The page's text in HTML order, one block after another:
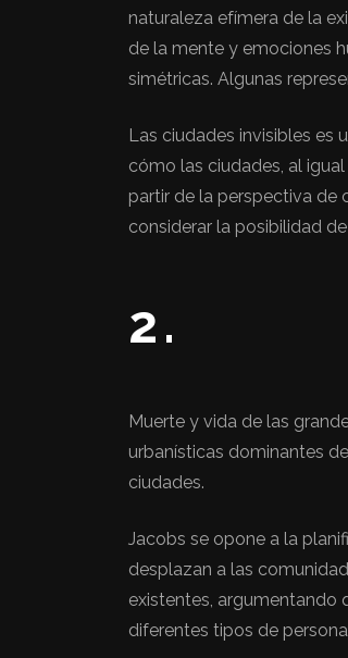
naturaleza efímera de la
de la mente y emociones
simétricas. Algunas
Las ciudades invisibles es
cómo las ciudades, al
partir de la perspectiva de
considerar la posibilidad
2.
Muerte y vida de las
urbanísticas dominantes
ciudades.
Jacobs se opone a la
desplazan a las
existentes, argumentando
diferentes tipos de